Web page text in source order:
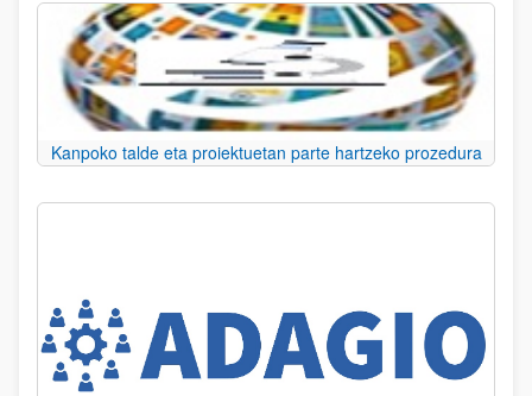
Kanpoko talde eta proiektuetan parte hartzeko prozedura